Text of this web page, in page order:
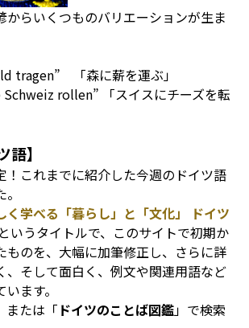
からいくつものバリエーションが生ま
tragen” 「森に薪を運ぶ」
rollen” 「スイスにチーズを転
語】
！これまでに紹介した今週のドイツ語
く学べる「暮らし」と「文化」 ドイツ
というタイトルで、このサイトで初期か
ものを、大幅に加筆修正し、さらに詳
、そして面白く、例文や関連用語など
ます。
または「 ドイツのことば図鑑」で検索